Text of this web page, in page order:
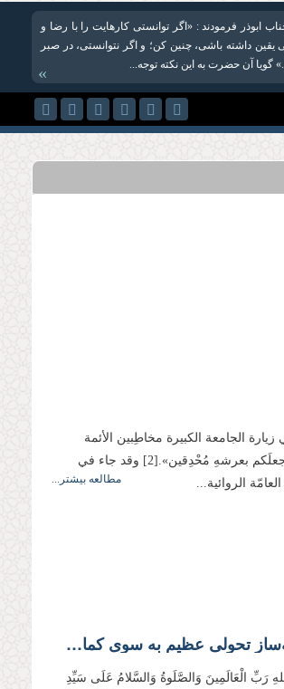
ابوذر فرمودند : «اگر توانستی کارهایت را با رضا و
یقین داشته باشی، چنین كن؛ و اگر نتوانستی،‌ در صبر
گویا آن حضرت به این نكته توجه...
»
الجامعة الكبيرة مخاطِبين الأئمة
الأطهار(ع): «خلَقَكم‏ اللهُ أنوارًا فجعلَكم بعرشهِ‏ مُحْدِقين».[2] وقد جاء في
الروائية...
مطالعه بیشتر...
مبانی فكری صحیح؛ زمینه‌ساز تحولی عظیم به سوی كمال بی‌نهایت
رَبِّ الْعَالَمِینَ وَالصَّلَوةُ وَالسَّلامُ عَلَی سَیِّدِ